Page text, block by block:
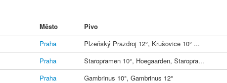
Město Pivo
Praha Plzeňský Prazdroj 12°, Krušovice 10° ...
Praha Staropramen 10°, Hoegaarden, Staropra...
Praha Gambrinus 10°, Gambrinus 12°